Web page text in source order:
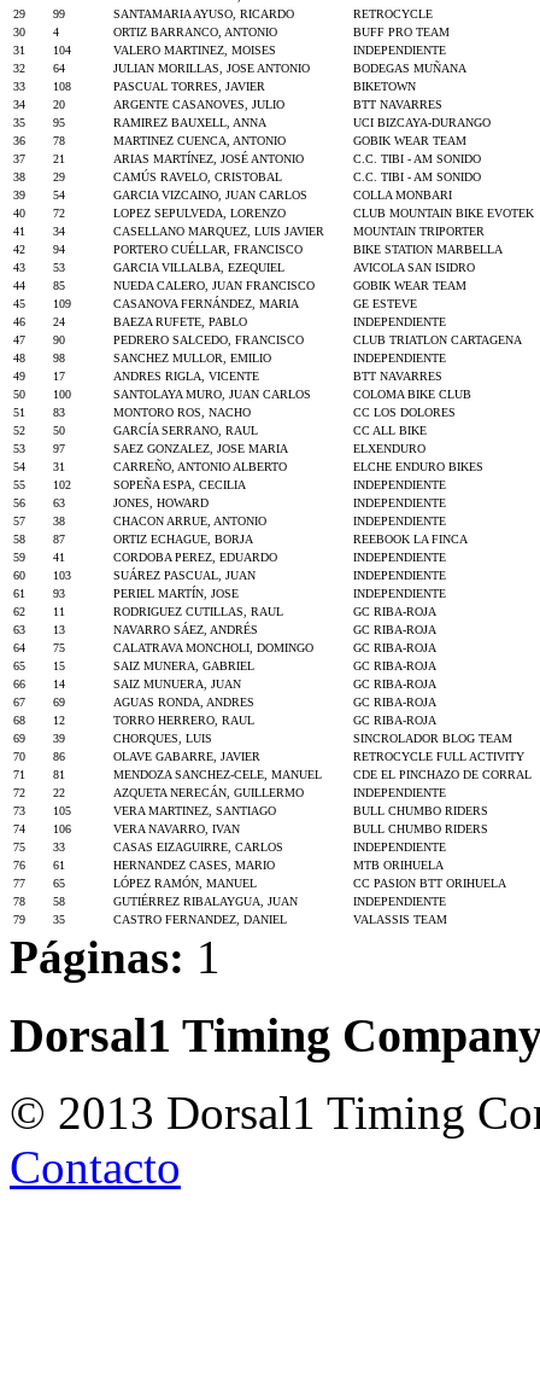
29
99 SANTAMARIA AYUSO, RICARDO
RETROCYCLE
30
4 ORTIZ BARRANCO, ANTONIO
BUFF PRO TEAM
31
104 VALERO MARTINEZ, MOISES
INDEPENDIENTE
32
64 JULIAN MORILLAS, JOSE ANTONIO
BODEGAS MUÑANA
33
108 PASCUAL TORRES, JAVIER
BIKETOWN
34
20 ARGENTE CASANOVES, JULIO
BTT NAVARRES
35
95 RAMIREZ BAUXELL, ANNA
UCI BIZCAYA-DURANGO
36
78 MARTINEZ CUENCA, ANTONIO
GOBIK WEAR TEAM
37
21 ARIAS MARTÍNEZ, JOSÉ ANTONIO
C.C. TIBI - AM SONIDO
38
29 CAMÚS RAVELO, CRISTOBAL
C.C. TIBI - AM SONIDO
39
54 GARCIA VIZCAINO, JUAN CARLOS
COLLA MONBARI
40
72 LOPEZ SEPULVEDA, LORENZO
CLUB MOUNTAIN BIKE EVOTEK
41
34 CASELLANO MARQUEZ, LUIS JAVIER
MOUNTAIN TRIPORTER
42
94 PORTERO CUÉLLAR, FRANCISCO
BIKE STATION MARBELLA
43
53 GARCIA VILLALBA, EZEQUIEL
AVICOLA SAN ISIDRO
44
85 NUEDA CALERO, JUAN FRANCISCO
GOBIK WEAR TEAM
45
109 CASANOVA FERNÁNDEZ, MARIA
GE ESTEVE
46
24 BAEZA RUFETE, PABLO
INDEPENDIENTE
47
90 PEDRERO SALCEDO, FRANCISCO
CLUB TRIATLON CARTAGENA
48
98 SANCHEZ MULLOR, EMILIO
INDEPENDIENTE
49
17 ANDRES RIGLA, VICENTE
BTT NAVARRES
50
100 SANTOLAYA MURO, JUAN CARLOS
COLOMA BIKE CLUB
51
83 MONTORO ROS, NACHO
CC LOS DOLORES
52
50 GARCÍA SERRANO, RAUL
CC ALL BIKE
53
97 SAEZ GONZALEZ, JOSE MARIA
ELXENDURO
54
31 CARREÑO, ANTONIO ALBERTO
ELCHE ENDURO BIKES
55
102 SOPEÑA ESPA, CECILIA
INDEPENDIENTE
56
63 JONES, HOWARD
INDEPENDIENTE
57
38 CHACON ARRUE, ANTONIO
INDEPENDIENTE
58
87 ORTIZ ECHAGUE, BORJA
REEBOOK LA FINCA
59
41 CORDOBA PEREZ, EDUARDO
INDEPENDIENTE
60
103 SUÁREZ PASCUAL, JUAN
INDEPENDIENTE
61
93 PERIEL MARTÍN, JOSE
INDEPENDIENTE
62
11 RODRIGUEZ CUTILLAS, RAUL
GC RIBA-ROJA
63
13 NAVARRO SÁEZ, ANDRÉS
GC RIBA-ROJA
64
75 CALATRAVA MONCHOLI, DOMINGO
GC RIBA-ROJA
65
15 SAIZ MUNERA, GABRIEL
GC RIBA-ROJA
66
14 SAIZ MUNUERA, JUAN
GC RIBA-ROJA
67
69 AGUAS RONDA, ANDRES
GC RIBA-ROJA
68
12 TORRO HERRERO, RAUL
GC RIBA-ROJA
69
39 CHORQUES, LUIS
SINCROLADOR BLOG TEAM
70
86 OLAVE GABARRE, JAVIER
RETROCYCLE FULL ACTIVITY
71
81 MENDOZA SANCHEZ-CELE, MANUEL
CDE EL PINCHAZO DE CORRAL
72
22 AZQUETA NERECÁN, GUILLERMO
INDEPENDIENTE
73
105 VERA MARTINEZ, SANTIAGO
BULL CHUMBO RIDERS
74
106 VERA NAVARRO, IVAN
BULL CHUMBO RIDERS
75
33 CASAS EIZAGUIRRE, CARLOS
INDEPENDIENTE
76
61 HERNANDEZ CASES, MARIO
MTB ORIHUELA
77
65 LÓPEZ RAMÓN, MANUEL
CC PASION BTT ORIHUELA
78
58 GUTIÉRREZ RIBALAYGUA, JUAN
INDEPENDIENTE
79
35 CASTRO FERNANDEZ, DANIEL VALASSIS TEAM
Páginas: 1
Dorsal1 Timing
© 2013 Dorsal1 Timing
Contacto